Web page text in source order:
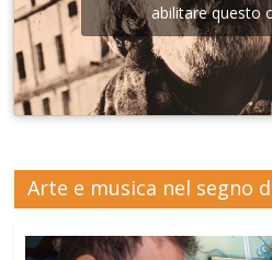
abilitare questo
Arte e musica nel segno